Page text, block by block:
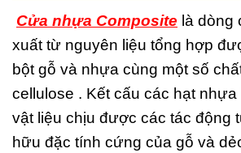
Cửa nhựa Composite là dòng
xuất từ nguyên liệu tổng hợp
bột gỗ và nhựa cùng một số
cellulose . Kết cấu các hạt
vật liệu chịu được các tác động
hữu đặc tính cứng của gỗ và